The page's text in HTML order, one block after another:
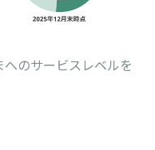
のサービスレベルを